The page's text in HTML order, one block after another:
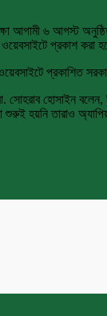
আগামী ৬ আগস্ট
ওয়েবসাইটে প্রকাশ করা
প্রকাশিত
সোহরাব হোসাইন বলেন,
শুরুই হয়নি তারাও